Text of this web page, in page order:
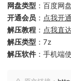
网盘类型 ：百度网盘
开通会员 ： 点我开
解压教程 ： 点我直
解压类型 ：7z
解压软件 ：手机端